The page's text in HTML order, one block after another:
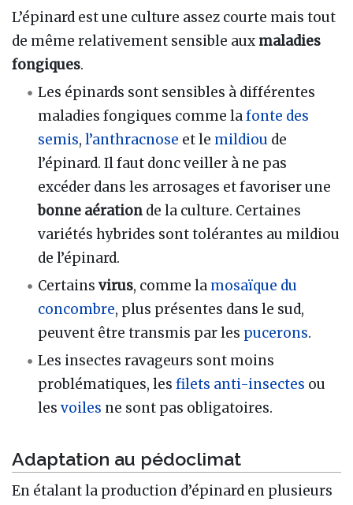
L’épinard est une culture assez courte mais tout
de même relativement sensible aux maladies
fongiques.
Les épinards sont sensibles à différentes
maladies fongiques comme lafonte des
semis,l’anthracnose et le mildiou de
l’épinard. Il faut donc veiller à ne pas
excéder dans les arrosages et favoriser une
bonne aération de la culture. Certaines
variétés hybrides sont tolérantes au mildiou
de l’épinard.
Certainsvirus, comme la mosaïque du
concombre, plus présentes dans le sud,
peuvent être transmis par les pucerons.
Les insectes ravageurs sont moins
problématiques, lesfilets anti-insectes ou
lesvoiles ne sont pas obligatoires.
Adaptation au pédoclimat
En étalant la production d’épinard en plusieurs